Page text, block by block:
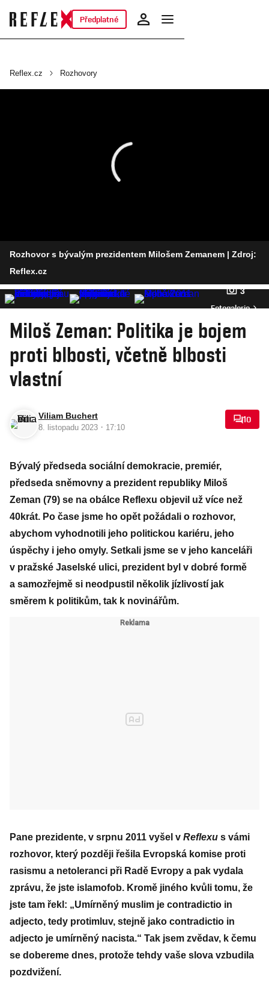
Předplatné
Reflex.cz Rozhovory
Rozhovor s bývalým prezidentem Milošem Zemanem | Zdroj:
Reflex.cz
3
Fotogalerie
Miloš Zeman: Politika je bojem
proti blbosti, včetně blbosti
vlastní
Viliam Buchert
8. listopadu 2023 · 17:10
10
Bývalý předseda sociální demokracie, premiér,
předseda sněmovny a prezident republiky Miloš
Zeman (79) se na obálce Reflexu objevil už více než
40krát. Po čase jsme ho opět požádali o rozhovor,
abychom vyhodnotili jeho politickou kariéru, jeho
úspěchy i jeho omyly. Setkali jsme se v jeho kanceláři
v pražské Jaselské ulici, prezident byl v dobré formě
a samozřejmě si neodpustil několik jízlivostí jak
směrem k politikům, tak k novinářům.
Pane prezidente, v srpnu 2011 vyšel v Reflexu s vámi
rozhovor, který později řešila Evropská komise proti
rasismu a netoleranci při Radě Evropy a pak vydala
zprávu, že jste islamofob. Kromě jiného kvůli tomu, že
jste tam řekl: „Umírněný muslim je contradictio in
adjecto, tedy protimluv, stejně jako contradictio in
adjecto je umírněný nacista.“ Tak jsem zvědav, k čemu
se dobereme dnes, protože tehdy vaše slova vzbudila
pozdvižení.